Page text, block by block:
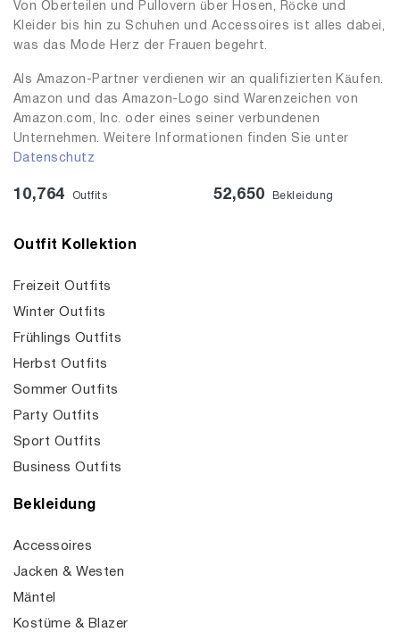
Von Oberteilen und Pullovern über Hosen, Röcke und
Kleider bis hin zu Schuhen und Accessoires ist alles dabei,
was das Mode Herz der Frauen begehrt.
Als Amazon-Partner verdienen wir an qualifizierten Käufen.
Amazon und das Amazon-Logo sind Warenzeichen von
Amazon.com, Inc. oder eines seiner verbundenen
Unternehmen. Weitere Informationen finden Sie unter
Datenschutz
10,764 Outfits 52,650 Bekleidung
Outfit Kollektion
Freizeit Outfits
Winter Outfits
Frühlings Outfits
Herbst Outfits
Sommer Outfits
Party Outfits
Sport Outfits
Business Outfits
Bekleidung
Accessoires
Jacken & Westen
Mäntel
Kostüme & Blazer